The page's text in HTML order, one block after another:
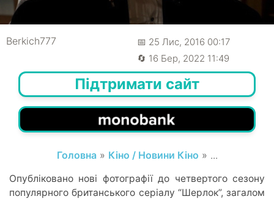
Berkich777
📅 25 Лис, 2016 00:17
🔄 16 Бер, 2022 11:49
Підтримати сайт
Головна» Кіно / Новини Кіно » ...
Опубліковано нові фотографії до четвертого сезону
популярного британського серіалу “Шерлок”, загалом